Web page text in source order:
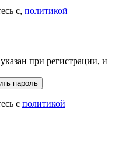
с, политикой
при регистрации, и
пароль
с политикой